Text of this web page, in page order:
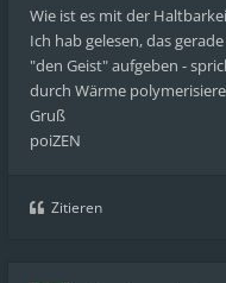
Wie ist es mit der
Ich hab gelesen, das
"den Geist" aufgeben -
durch Wärme
Gruß
poiZEN
Zitieren